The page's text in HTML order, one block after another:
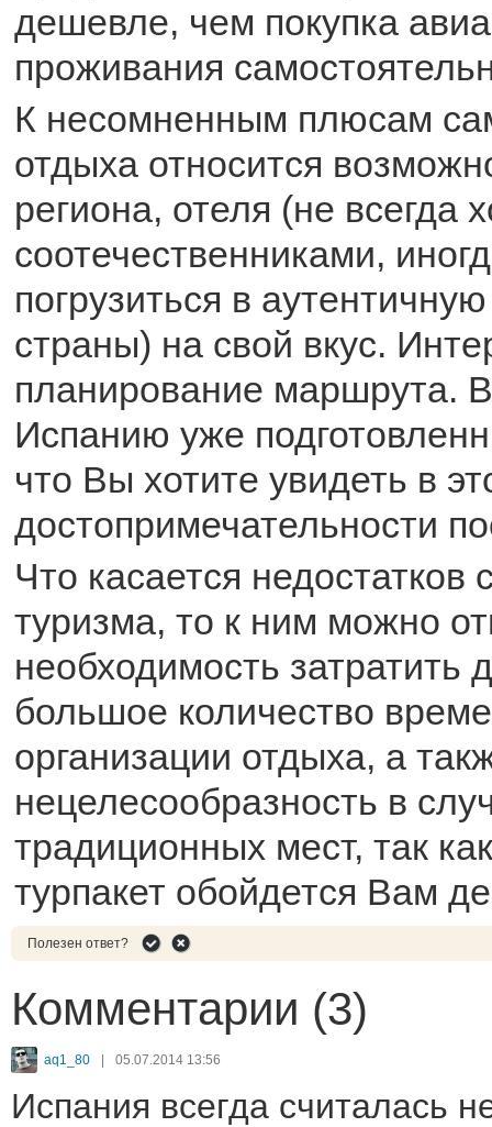
дешевле, чем покупка
проживания
К несомненным плюсам
отдыха относится
региона, отеля (не всегда
соотечественниками,
погрузиться в
страны) на свой вкус.
планирование маршрута.
Испанию уже
что Вы хотите увидеть в
достопримечательности
Что касается недостатков
туризма, то к ним можно
необходимость затратить
большое количество
организации отдыха, а
нецелесообразность в
традиционных мест, так
турпакет обойдется Вам
Полезен ответ?
Комментарии (3)
aq1_80 05.07.2014 13:56
Испания всегда считалась